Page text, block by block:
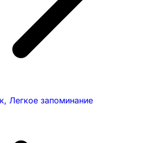
Легкое запоминание